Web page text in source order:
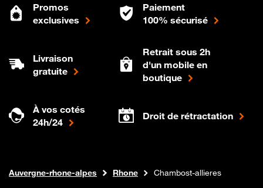
Promos
exclusives
Paiement
100% sécurisé
Livraison
gratuite
Retrait sous 2h
d'un mobile en
boutique
À vos cotés
24h/24
Droit de rétractation
Boutique Orange
Internet fibre
Auvergne-rhone-alpes Rhone Chambost-allieres